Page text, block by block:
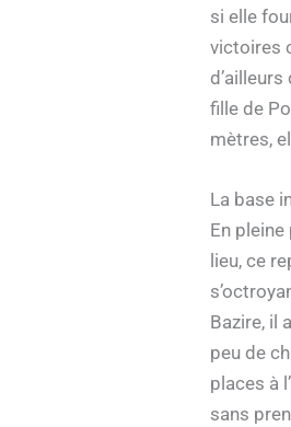
si elle
victoires
fille de
mètres,
La base
En
lieu, ce
Bazire, il
peu de
places à
sans